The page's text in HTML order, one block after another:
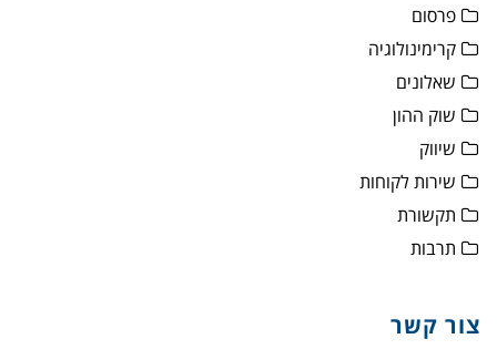
פרסום
קרימינולוגיה
שאלונים
שוק ההון
שיווק
שירות לקוחות
תקשורת
תרבות
צור קשר